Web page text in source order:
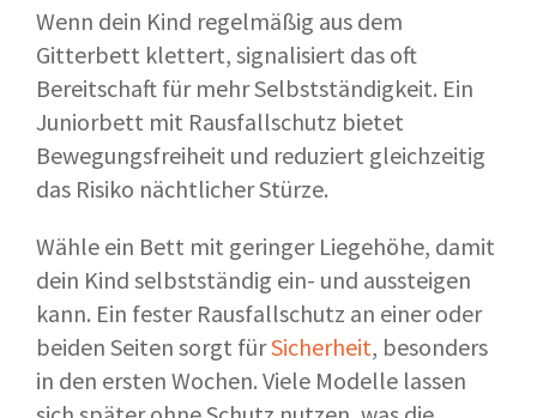
Wenn dein Kind regelmäßig aus dem
Gitterbett klettert, signalisiert das oft
Bereitschaft für mehr Selbstständigkeit. Ein
Juniorbett mit Rausfallschutz bietet
Bewegungsfreiheit und reduziert gleichzeitig
das Risiko nächtlicher Stürze.
Wähle ein Bett mit geringer Liegehöhe, damit
dein Kind selbstständig ein- und aussteigen
kann. Ein fester Rausfallschutz an einer oder
beiden Seiten sorgt fürSicherheit, besonders
in den ersten Wochen. Viele Modelle lassen